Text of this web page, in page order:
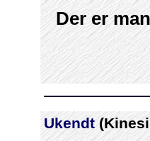
Der er
Ukendt